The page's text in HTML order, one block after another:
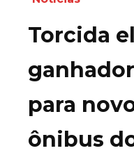
Torcida
para
ônibus